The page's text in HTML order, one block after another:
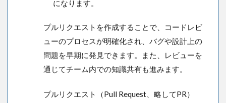
になります。
プルリクエストを作成することで、コードレビ
ューのプロセスが明確化され、バグや設計上の
問題を早期に発見できます。また、レビューを
通じてチーム内での知識共有も進みます。
プルリクエスト（Pull Request、略してPR）